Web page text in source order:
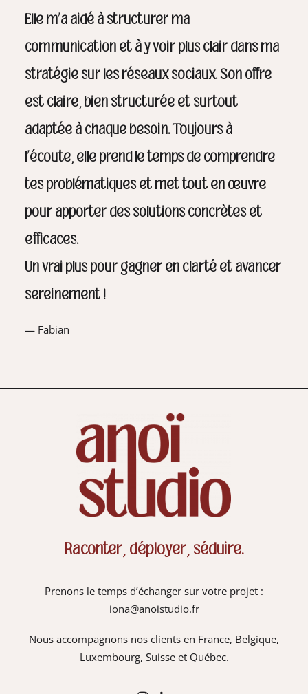
Elle m’a aidé à structurer ma
communication et à y voir plus clair dans ma
stratégie sur les réseaux sociaux. Son offre
est claire, bien structurée et surtout
adaptée à chaque besoin. Toujours à
l’écoute, elle prend le temps de comprendre
tes problématiques et met tout en œuvre
pour apporter des solutions concrètes et
efficaces.
Un vrai plus pour gagner en clarté et avancer
sereinement !
— Fabian
Raconter, déployer, séduire.
Prenons le temps d’échanger sur votre projet :
iona@anoistudio.fr
Nous accompagnons nos clients en France, Belgique,
Luxembourg, Suisse et Québec.